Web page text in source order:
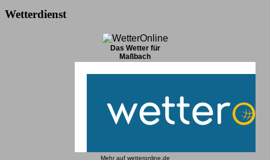
Wetterdienst
Das Wetter für
Maßbach
Mehr auf wetteronline.de